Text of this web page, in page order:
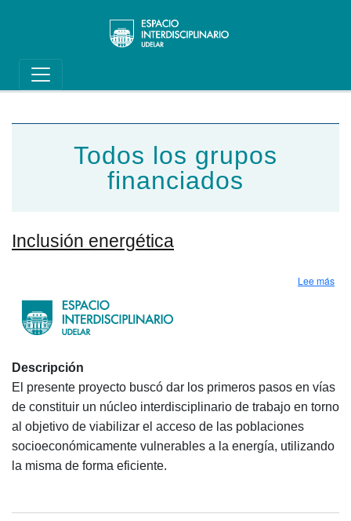
Main navigation
Todos los grupos
financiados
Inclusión energética
Lee más
Descripción
El presente proyecto buscó dar los primeros pasos en vías
de constituir un núcleo interdisciplinario de trabajo en torno
al objetivo de viabilizar el acceso de las poblaciones
socioeconómicamente vulnerables a la energía, utilizando
la misma de forma eficiente.